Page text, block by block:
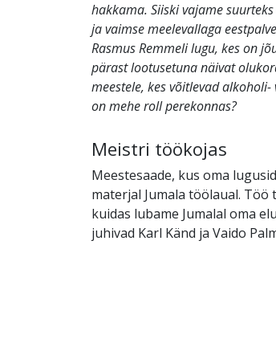
hakkama. Siiski vajame
ja vaimse meelevallaga
Rasmus Remmeli lugu, kes on
pärast lootusetuna näivat
meestele, kes võitlevad
on mehe roll perekonnas?
Meistri töökojas
Meestesaade, kus oma
materjal Jumala töölaual.
kuidas lubame Jumalal oma
juhivad Karl Känd ja Vaido